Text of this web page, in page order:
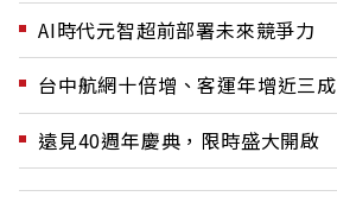
AI時代元智超前部署未來競爭力
台中航網十倍增、客運年增近三成
遠見40週年慶典，限時盛大開啟